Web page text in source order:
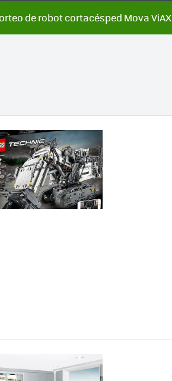
de robot cortacésped Mova ViAX